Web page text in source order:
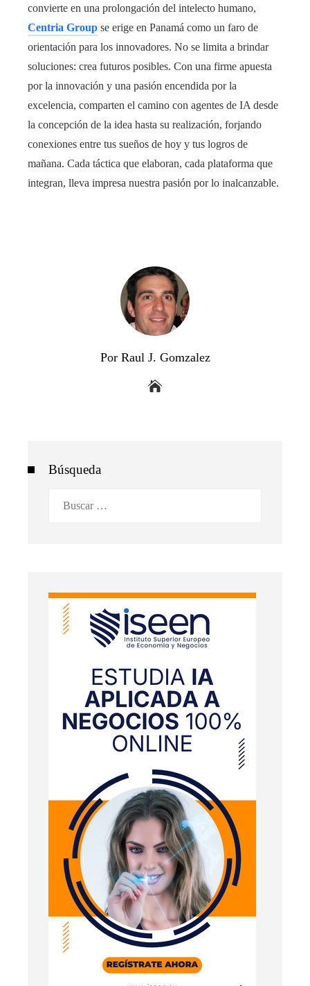
convierte en una prolongación del intelecto humano,
Centria Group se erige en Panamá como un faro de
orientación para los innovadores. No se limita a brindar
soluciones: crea futuros posibles. Con una firme apuesta
por la innovación y una pasión encendida por la
excelencia, comparten el camino con agentes de IA desde
la concepción de la idea hasta su realización, forjando
conexiones entre tus sueños de hoy y tus logros de
mañana. Cada táctica que elaboran, cada plataforma que
integran, lleva impresa nuestra pasión por lo inalcanzable.
Por Raul J. Gomzalez
Búsqueda